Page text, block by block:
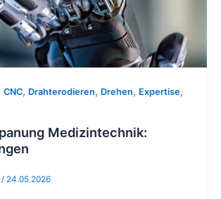
CNC, Drahterodieren, Drehen, Expertise,
Medizintechnik:
/ 24.05.2026